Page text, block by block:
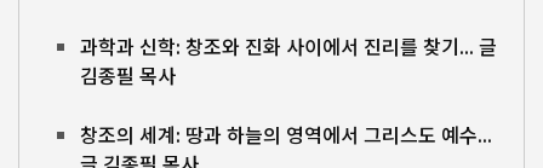
과학과 신학: 창조와 진화 사이에서 진리를 찾기... 글
김종필 목사
창조의 세계: 땅과 하늘의 영역에서 그리스도 예수...